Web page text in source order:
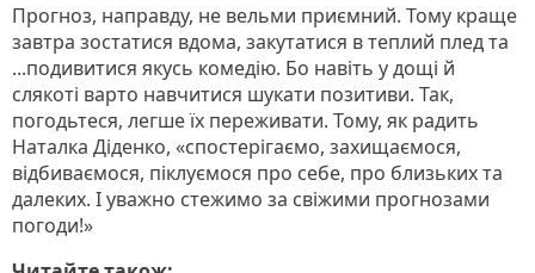
Прогноз, направду, не вельми приємний. Тому краще
завтра зостатися вдома, закутатися в теплий плед та
...подивитися якусь комедію. Бо навіть у дощі й
слякоті варто навчитися шукати позитиви. Так,
погодьтеся, легше їх переживати. Тому, як радить
Наталка Діденко, «спостерігаємо, захищаємося,
відбиваємося, піклуємося про себе, про близьких та
далеких. І уважно стежимо за свіжими прогнозами
погоди!»